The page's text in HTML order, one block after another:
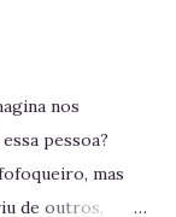
nos
pessoa?
mas
de outros,